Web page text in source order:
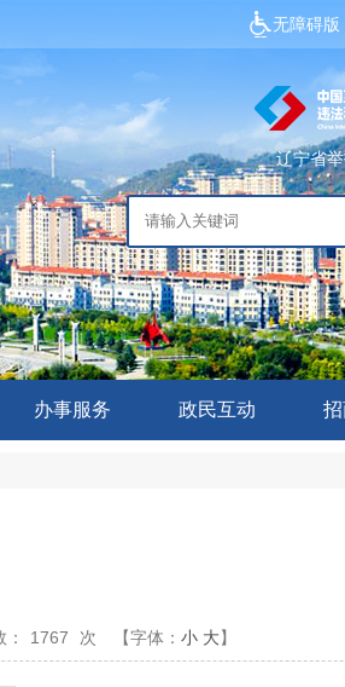
无障碍版
辽宁省
办事服务 政民互动
1767 次 【字体： 小 大】